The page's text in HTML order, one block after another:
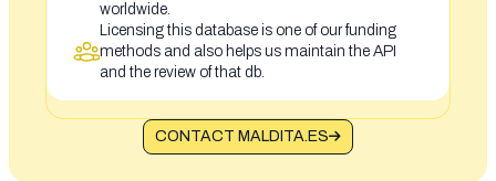
worldwide.
Licensing this database is one of our funding
methods and also helps us maintain the API
and the review of that db.
CONTACT MALDITA.ES